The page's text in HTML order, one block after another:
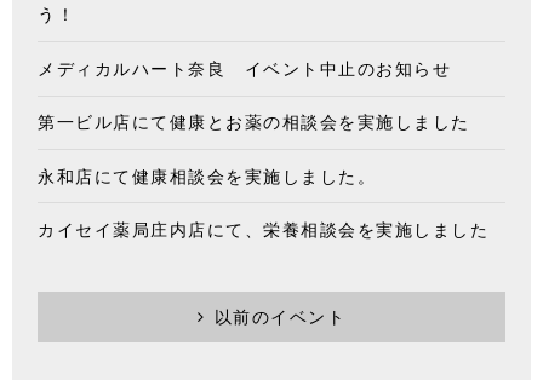
う！
メディカルハート奈良 イベント中止のお知らせ
第一ビル店にて健康とお薬の相談会を実施しました
永和店にて健康相談会を実施しました。
カイセイ薬局庄内店にて、栄養相談会を実施しました
以前のイベント